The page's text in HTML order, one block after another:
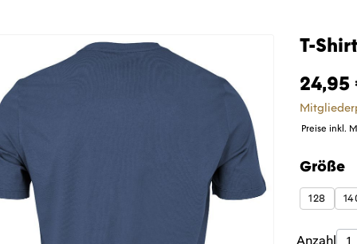
T-
24,95
Preise inkl.
Größe
128
Anzahl